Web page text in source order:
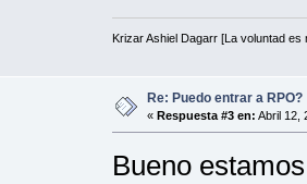
Krizar Ashiel Dagarr [La voluntad es
Re: Puedo entrar a RPO?
« Respuesta #3 en: Abril 12,
Bueno